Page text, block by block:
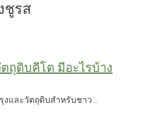
ชูรส
ถุดิบคีโต มีอะไรบ้าง
และวัตถุดิบสำหรับชาว...